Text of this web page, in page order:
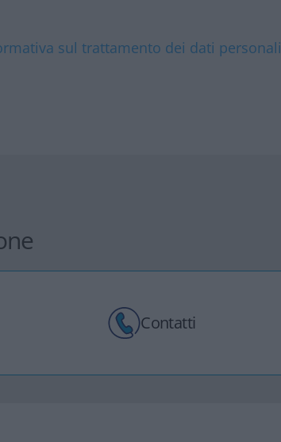
sul trattamento dei dati personali
Contatti